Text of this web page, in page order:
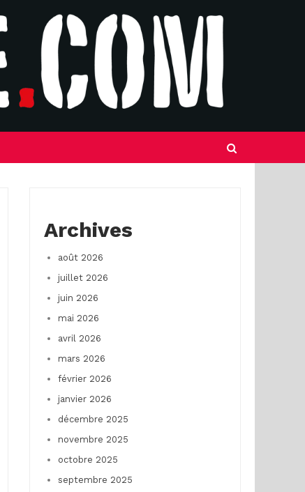
Archives
août 2026
juillet 2026
juin 2026
mai 2026
avril 2026
mars 2026
février 2026
janvier 2026
décembre 2025
novembre 2025
octobre 2025
septembre 2025